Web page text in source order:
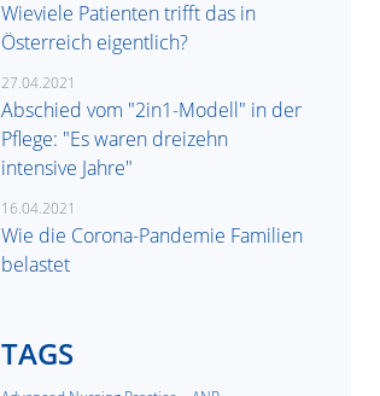
Wieviele Patienten trifft das in
Österreich eigentlich?
27.04.2021
Abschied vom "2in1-Modell" in der
Pflege: "Es waren dreizehn
intensive Jahre"
16.04.2021
Wie die Corona-Pandemie Familien
belastet
TAGS